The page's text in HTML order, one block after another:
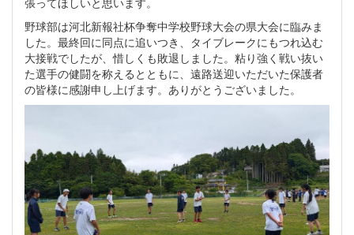
野球部は河北新報社杯争奪中学校野球大会の県大会に臨みま
した。最終回に同点に追いつき、タイブレークにもつれ込む
大接戦でしたが、惜しくも敗退しました。粘り強く戦い抜い
た選手の健闘を称えるとともに、遠路送迎いただいた保護者
の皆様に感謝申し上げます。ありがとうございました。